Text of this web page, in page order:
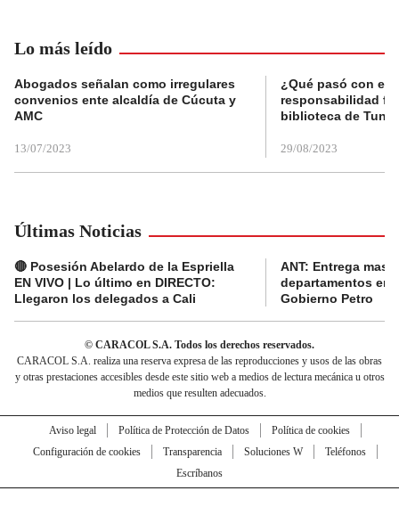
Lo más leído
Abogados señalan como irregulares
convenios ente alcaldía de Cúcuta y
AMC
13/07/2023
¿Qué pasó con el
responsabilidad
biblioteca de
29/08/2023
Últimas Noticias
🔴 Posesión Abelardo de la Espriella
EN VIVO | Lo último en DIRECTO:
Llegaron los delegados a Cali
ANT: Entrega
departamentos en
Gobierno Petro
© CARACOL S.A. Todos los derechos reservados.
CARACOL S.A. realiza una reserva expresa de las reproducciones y usos de las obras
y otras prestaciones accesibles desde este sitio web a medios de lectura mecánica u otros
medios que resulten adecuados.
Aviso legal Política de Protección de Datos
Política de cookies
Configuración de cookies
Transparencia Soluciones W
Teléfonos
Escríbanos